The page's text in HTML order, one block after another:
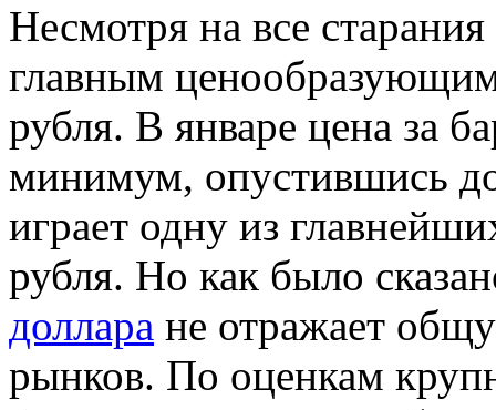
Несмотря на все
главным
рубля. В январе цена за
минимум, опустившись
играет одну из
рубля. Но как было
доллара не отражает
рынков. По оценкам